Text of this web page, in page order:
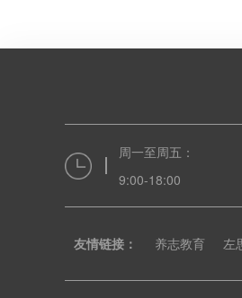
周一至周五：
9:00-18:00
友情链接： 养志教育 左